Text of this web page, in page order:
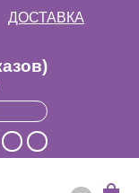
ДОСТАВКА